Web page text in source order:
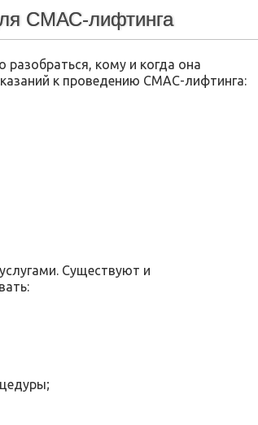
СМАС-лифтинга
разобраться, кому и когда она
к проведению СМАС-лифтинга:
Существуют и